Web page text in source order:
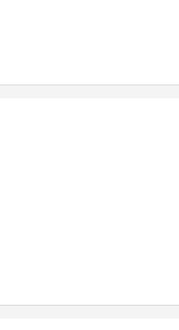
ご相談に乗っていただけた
のご相談にまで乗ってい
頂いただけではなく親身
おります。 自分たちの選
腕を持つプロフェッショナ
々感謝をしつつ家を愛で
次にどこで家を建てた
さんで」と言うと思いま
27年度)